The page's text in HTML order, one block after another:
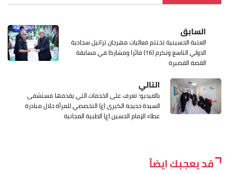
السابق
العتبة الحسينية تختتم فعاليات مهرجان تراتيل سجادية
الدولي التاسع وتكرم (16) فائزا ومشاركا في مسابقة
القصة القصيرة
التالي
بالفيديو؛ تعرف على الخدمات التي يقدمها مستشفى
السيدة خديجة الكبرى (ع) التخصصي للمرأة خلال مبادرة
عطاء الإمام الحسين (ع) الطبية المجانية
قد يعجبك ايضاً